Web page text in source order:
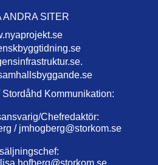
ANDRA SITER
Kommunikation:
Chefredaktör:
/ jmhogberg@storkom.se
lisa.hofberg@storkom.se